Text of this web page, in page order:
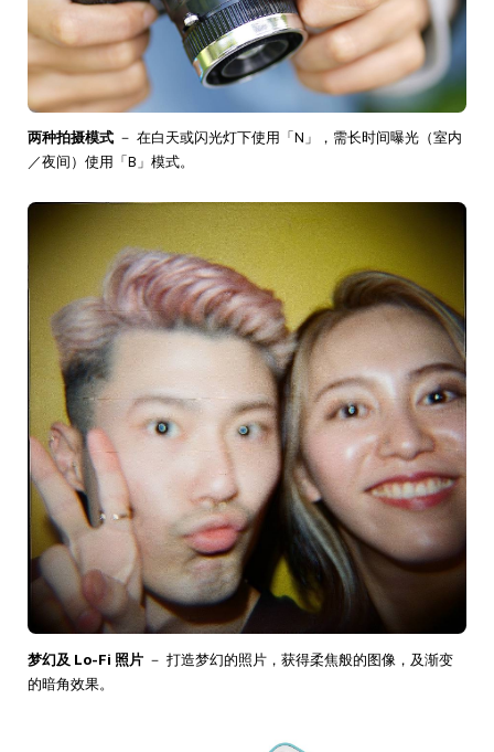
两种拍摄模式 － 在白天或闪光灯下使用「N」，需长时间曝光（室内
／夜间）使用「B」模式。
梦幻及 Lo-Fi 照片 － 打造梦幻的照片，获得柔焦般的图像，及渐变
的暗角效果。